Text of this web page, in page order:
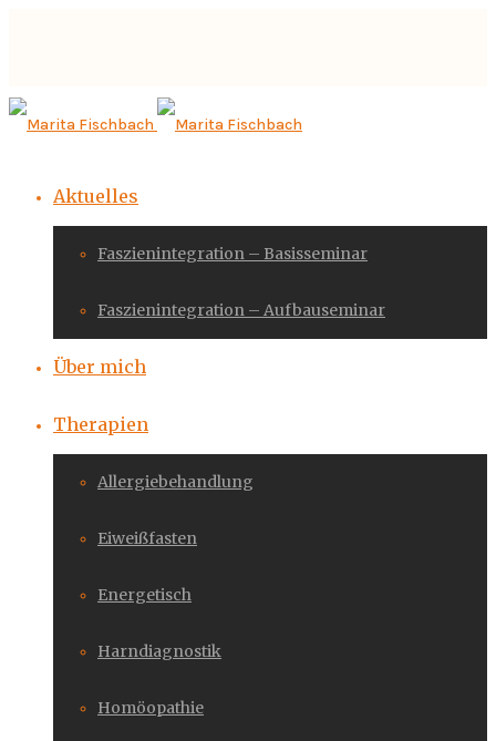
Aktuelles
Faszienintegration – Basisseminar
Faszienintegration – Aufbauseminar
Über mich
Therapien
Allergiebehandlung
Eiweißfasten
Energetisch
Harndiagnostik
Homöopathie